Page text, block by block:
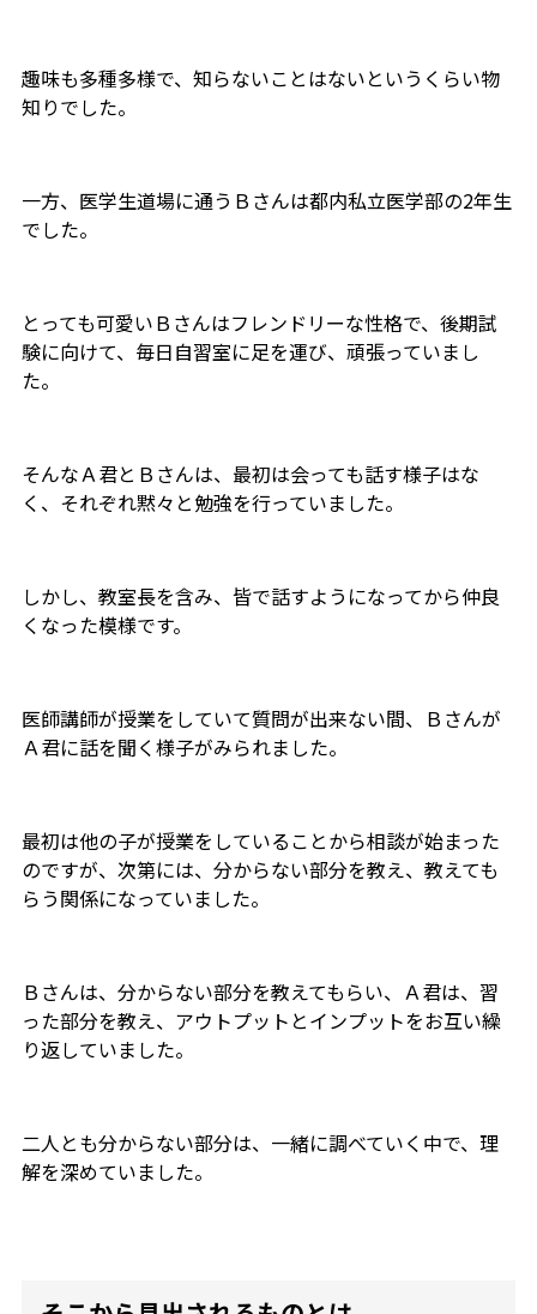
趣味も多種多様で、知らないことはないというくらい物
知りでした。
一方、医学生道場に通うＢさんは都内私立医学部の2年生
でした。
とっても可愛いＢさんはフレンドリーな性格で、後期試
験に向けて、毎日自習室に足を運び、頑張っていまし
た。
そんなＡ君とＢさんは、最初は会っても話す様子はな
く、それぞれ黙々と勉強を行っていました。
しかし、教室長を含み、皆で話すようになってから仲良
くなった模様です。
医師講師が授業をしていて質問が出来ない間、Ｂさんが
Ａ君に話を聞く様子がみられました。
最初は他の子が授業をしていることから相談が始まった
のですが、次第には、分からない部分を教え、教えても
らう関係になっていました。
Ｂさんは、分からない部分を教えてもらい、Ａ君は、習
った部分を教え、アウトプットとインプットをお互い繰
り返していました。
二人とも分からない部分は、一緒に調べていく中で、理
解を深めていました。